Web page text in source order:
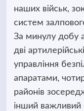
наших військ,
систем
За минулу добу
дві
управління
апаратами,
районів
інший важливий